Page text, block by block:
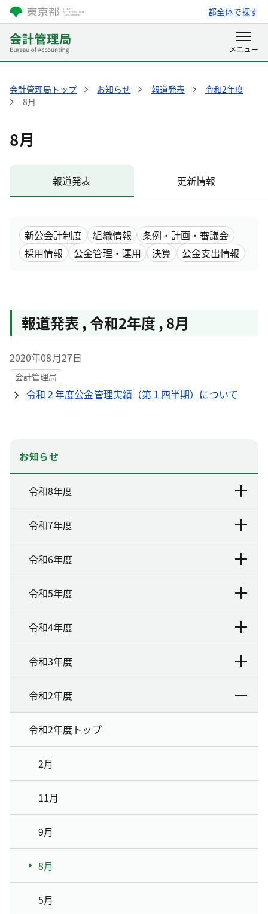
都全体で探す
会計管理局トップ お知らせ 報道発表
令和2年度
8月
8月
報道発表 更新情報
新公会計制度 組織情報
条例・計画・審議会
採用情報
公金管理・運用 決算 公金支出情報
報道発表 ,令和2年度 , 8月
2020年08月27日
会計管理局
令和２年度公金管理実績（第１四半期）について
お知らせ
令和8年度
令和7年度
令和6年度
令和5年度
令和4年度
令和3年度
令和2年度
令和2年度トップ
2月
11月
9月
8月
5月